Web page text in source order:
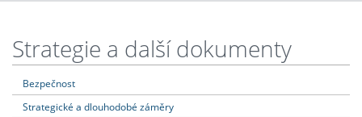
Strategie a další dokumenty
Bezpečnost
Strategické a dlouhodobé záměry